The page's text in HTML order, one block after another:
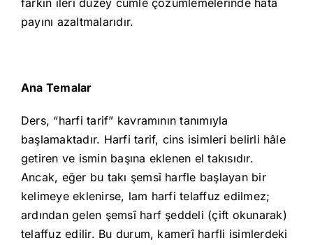
farkın ileri düzey cümle çözümlemelerinde hata
payını azaltmalarıdır.
Ana Temalar
Ders, “harfi tarif” kavramının tanımıyla
başlamaktadır. Harfi tarif, cins isimleri belirli hâle
getiren ve ismin başına eklenen el takısıdır.
Ancak, eğer bu takı şemsî harfle başlayan bir
kelimeye eklenirse, lam harfi telaffuz edilmez;
ardından gelen şemsî harf şeddeli (çift okunarak)
telaffuz edilir. Bu durum, kamerî harfli isimlerdeki